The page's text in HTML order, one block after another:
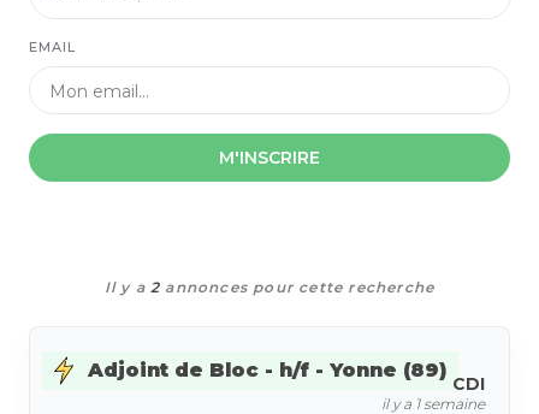
EMAIL
M'INSCRIRE
Il y a2 annonces pour cette recherche
Adjoint de Bloc - h/f - Yonne (89)
CDI
il y a 1 semaine